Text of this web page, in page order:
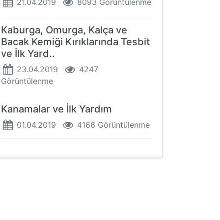
21.04.2019 8093 Görüntülenme
Kaburga, Omurga, Kalça ve
Bacak Kemiği Kırıklarında Tesbit
ve İlk Yard..
23.04.2019
4247
Görüntülenme
Kanamalar ve İlk Yardım
01.04.2019 4166 Görüntülenme